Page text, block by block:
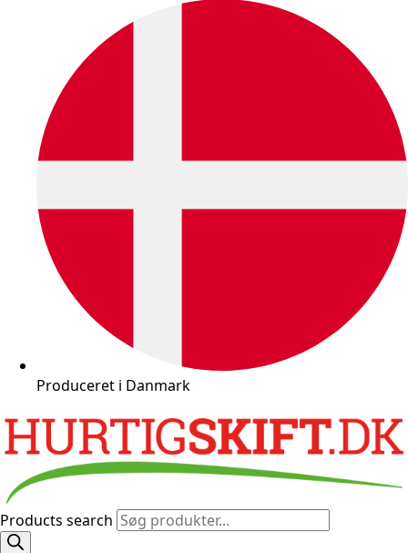
Produceret i Danmark
Products search